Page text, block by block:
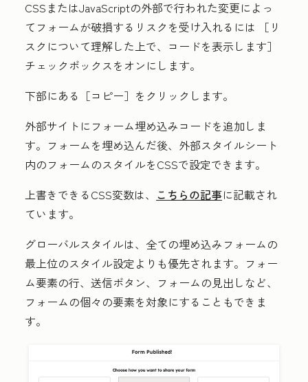
CSSまたはJavaScriptの外部で行われた変更によっ
てフォームが破損するリスクを受け入れるには ［リ
スクについて理解した上で、コードを表示します］
チェックボックスをオンにします。
下部にある［コピー］ をクリックします。
外部サイトにフォーム埋め込みコードを追加しま
す。フォームを埋め込んだ後、外部スタイルシート
内のフォームのスタイルをCSSで設定できます。
上書きできるCSS変数は、
こちらの記事に記載され
ています。
グローバルスタイルは、全ての埋め込みフォームの
最上位のスタイル設定よりも優先されます。フォー
ム要素の行、送信ボタン、フォームの見出しなど、
フォームの個々の要素を対象にすることもできま
す。